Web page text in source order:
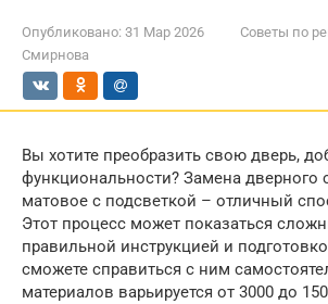
Опубликовано: 31 Мар 2026 Советы по
Смирнова
Вы хотите преобразить свою дверь,
функциональности? Замена дверного
матовое с подсветкой – отличный
Этот процесс может показаться
правильной инструкцией и
сможете справиться с ним
материалов варьируется от 3000 до